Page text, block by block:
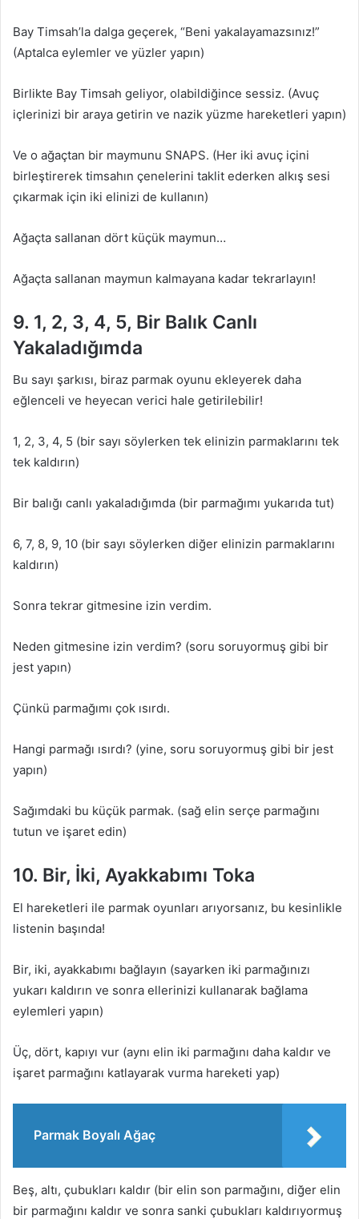
Bay Timsah’la dalga geçerek, “Beni yakalayamazsınız!”
(Aptalca eylemler ve yüzler yapın)
Birlikte Bay Timsah geliyor, olabildiğince sessiz. (Avuç
içlerinizi bir araya getirin ve nazik yüzme hareketleri yapın)
Ve o ağaçtan bir maymunu SNAPS. (Her iki avuç içini
birleştirerek timsahın çenelerini taklit ederken alkış sesi
çıkarmak için iki elinizi de kullanın)
Ağaçta sallanan dört küçük maymun…
Ağaçta sallanan maymun kalmayana kadar tekrarlayın!
9. 1, 2, 3, 4, 5, Bir Balık Canlı
Yakaladığımda
Bu sayı şarkısı, biraz parmak oyunu ekleyerek daha
eğlenceli ve heyecan verici hale getirilebilir!
1, 2, 3, 4, 5 (bir sayı söylerken tek elinizin parmaklarını tek
tek kaldırın)
Bir balığı canlı yakaladığımda (bir parmağımı yukarıda tut)
6, 7, 8, 9, 10 (bir sayı söylerken diğer elinizin parmaklarını
kaldırın)
Sonra tekrar gitmesine izin verdim.
Neden gitmesine izin verdim? (soru soruyormuş gibi bir
jest yapın)
Çünkü parmağımı çok ısırdı.
Hangi parmağı ısırdı? (yine, soru soruyormuş gibi bir jest
yapın)
Sağımdaki bu küçük parmak. (sağ elin serçe parmağını
tutun ve işaret edin)
10. Bir, İki, Ayakkabımı Toka
El hareketleri ile parmak oyunları arıyorsanız, bu kesinlikle
listenin başında!
Bir, iki, ayakkabımı bağlayın (sayarken iki parmağınızı
yukarı kaldırın ve sonra ellerinizi kullanarak bağlama
eylemleri yapın)
Üç, dört, kapıyı vur (aynı elin iki parmağını daha kaldır ve
işaret parmağını katlayarak vurma hareketi yap)
Parmak Boyalı Ağaç
Beş, altı, çubukları kaldır (bir elin son parmağını, diğer elin
bir parmağını kaldır ve sonra sanki çubukları kaldırıyormuş